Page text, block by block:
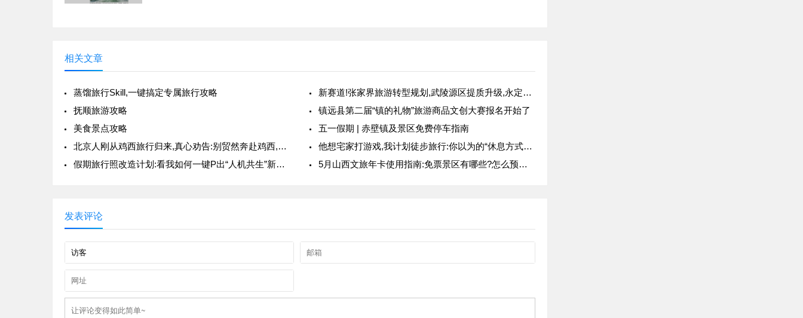
相关文章
蒸馏旅行Skill,一键搞定专属旅行攻略
新赛道!张家界旅游转型规划,武陵源区提质升级,永定区拓展“旅游+”新经济.
抚顺旅游攻略
镇远县第二届“镇的礼物”旅游商品文创大赛报名开始了
美食景点攻略
五一假期 | 赤壁镇及景区免费停车指南
北京人刚从鸡西旅行归来,真心劝告:别贸然奔赴鸡西,提前做好再动身出发!
他想宅家打游戏,我计划徒步旅行:你以为的“休息方式不同”,实则是潜意识在争夺“自我掌控权”
假期旅行照改造计划:看我如何一键P出“人机共生”新世界
5月山西文旅年卡使用指南:免票景区有哪些?怎么预约?一文看懂
发表评论